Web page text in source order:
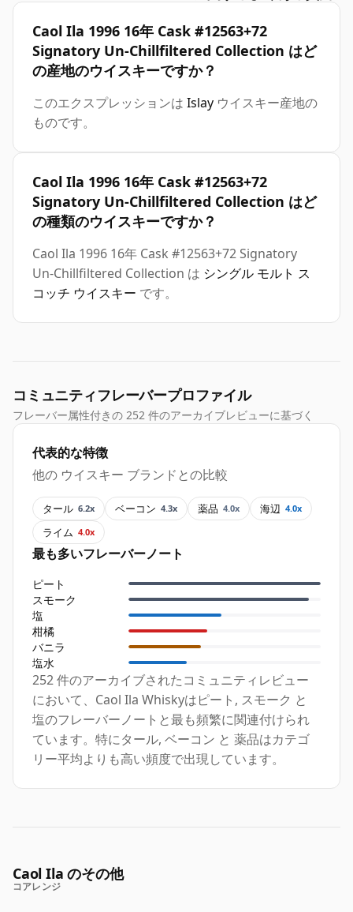
Caol Ila 1996 16年 Cask #12563+72
Signatory Un-Chillfiltered Collection はど
の産地のウイスキーですか？
このエクスプレッションは Islay ウイスキー産地の
ものです。
Caol Ila 1996 16年 Cask #12563+72
Signatory Un-Chillfiltered Collection はど
の種類のウイスキーですか？
Caol Ila 1996 16年 Cask #12563+72 Signatory
Un-Chillfiltered Collection は シングル モルト ス
コッチ ウイスキー です。
コミュニティフレーバープロファイル
フレーバー属性付きの 252 件のアーカイブレビューに基づく
代表的な特徴
他の ウイスキー ブランドとの比較
タール 6.2x ベーコン 4.3x 薬品 4.0x 海辺 4.0x
ライム 4.0x
最も多いフレーバーノート
ピート
スモーク
塩
柑橘
バニラ
塩水
252 件のアーカイブされたコミュニティレビュー
において、Caol Ila Whiskyはピート, スモーク と
塩のフレーバーノートと最も頻繁に関連付けられ
ています。特にタール, ベーコン と 薬品はカテゴ
リー平均よりも高い頻度で出現しています。
Caol Ila のその他
コアレンジ